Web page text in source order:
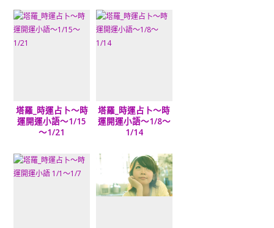
塔羅_時運占卜～時
運開運小語～1/15
～1/21
塔羅_時運占卜～時
運開運小語～1/8～
1/14